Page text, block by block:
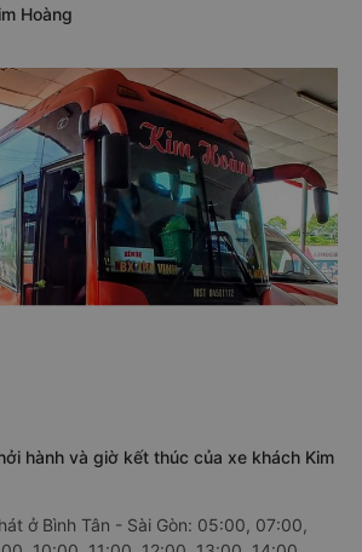
Hoàng
hành và giờ kết thúc của xe khách Kim
ở Bình Tân - Sài Gòn: 05:00, 07:00,